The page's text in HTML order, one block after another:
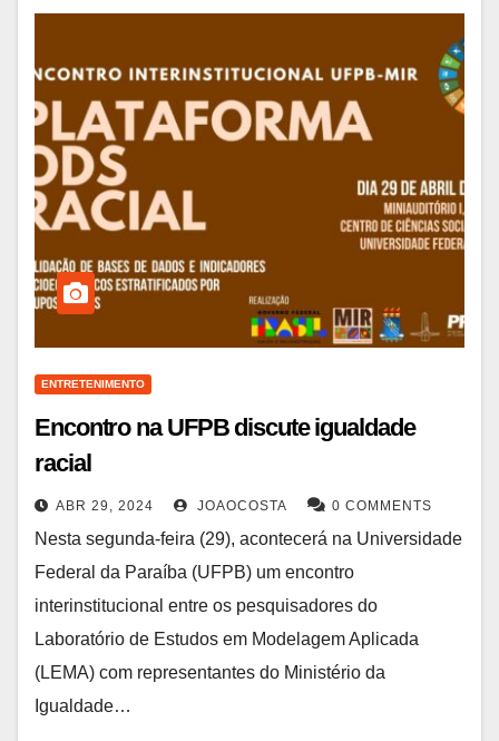
ENTRETENIMENTO
Encontro na UFPB discute igualdade
racial
ABR 29, 2024 JOAOCOSTA 0 COMMENTS
Nesta segunda-feira (29), acontecerá na Universidade
Federal da Paraíba (UFPB) um encontro
interinstitucional entre os pesquisadores do
Laboratório de Estudos em Modelagem Aplicada
(LEMA) com representantes do Ministério da
Igualdade…